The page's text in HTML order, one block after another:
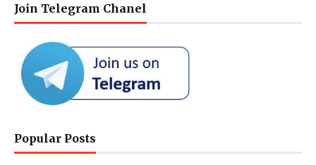
Join Telegram Chanel
Popular Posts